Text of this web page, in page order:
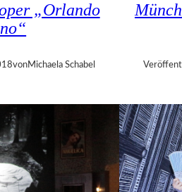
6
T
A
T
E
R
T
R
„Orlando
vonMichaela Schabel